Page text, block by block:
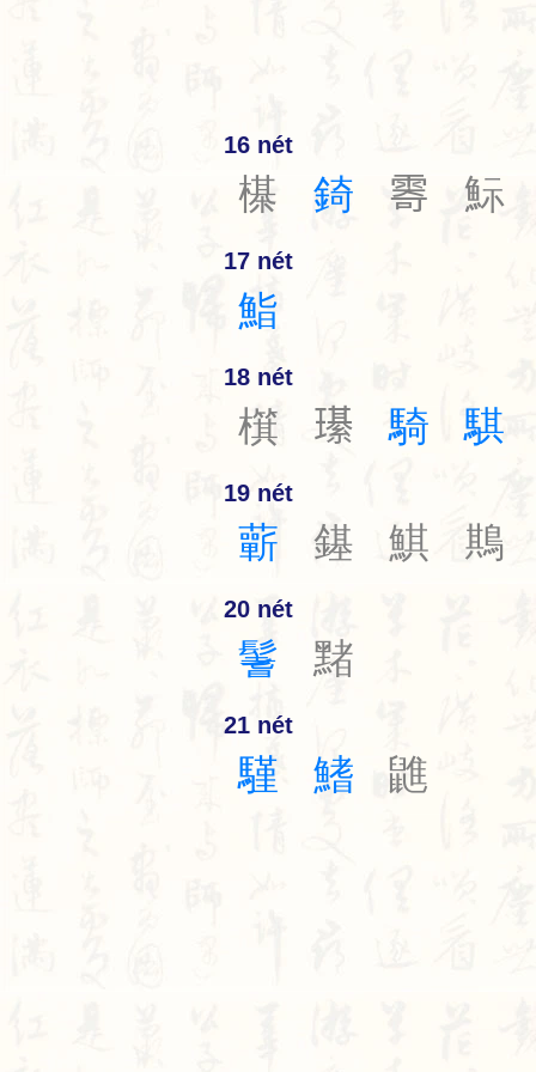
16 nét
㯦 錡 𩃤 䱈
17 nét
鮨
18 nét
檱 𤪌 騎 騏
19 nét
蘄 䥓 鯕 䳢
20 nét
鬐 䵭
21 nét
騹 鰭 䶆